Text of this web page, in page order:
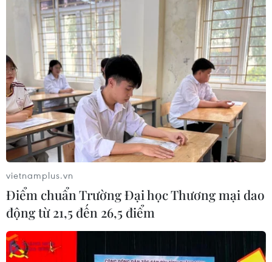
Những chiến lược của Palestine trên con
đường gập ghềnh đã chọn
07/09/2020 10:16
Tổng thống Mahmoud Abbas tiếp tục chiến lược mà
ông đã theo đuổi nhiều thập kỷ: tìm kiếm sự ủng hộ
quốc tế để gây áp lực buộc Israel phải công nhận một
nhà nước Paslestine tại Bờ Tây, Gaza.
vietnamplus.vn
Điểm chuẩn Trường Đại học Thương mại dao
động từ 21,5 đến 26,5 điểm